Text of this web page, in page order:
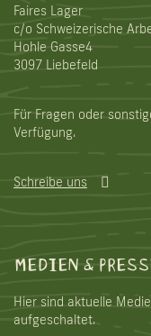
Faires Lager
c/o Schweizerische
Hohle Gasse4
3097 Liebefeld
Für Fragen oder
Verfügung.
Schreibe uns
MEDIEN &
Hier sind aktuelle
aufgeschaltet.